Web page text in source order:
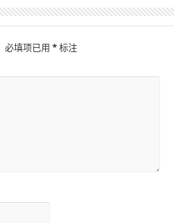
必填项已用 * 标注